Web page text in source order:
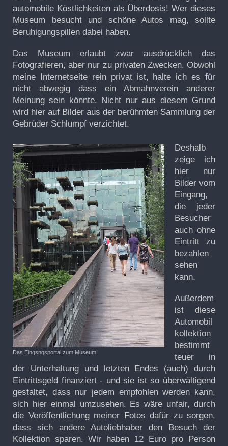
automobile Köstlichkeiten als Überdosis! Wer dieses
Museum besucht und schöne Autos mag, sollte
Beruhigungspillen dabei haben.
Das Museum erlaubt zwar ausdrücklich das
Fotografieren, aber nur zu privaten Zwecken. Obwohl
meine Internetseite rein privat ist, halte ich es für
nicht abwegig dass ein Abmahnverein anderer
Meinung sein könnte. Nicht nur aus diesem Grund
wird hier auf Bilder aus der berühmten Sammlung der
Gebrüder Schlumpf verzichtet.
Das Eingsngsportal zum Museum
Deshalb
zeige ich
hier nur
Bilder vom
Eingang,
die jeder
Besucher
auch ohne
Eintritt zu
bezahlen
sehen
kann.
Außerdem
ist diese
Automobil
kollektion
bestimmt
teuer in
der Unterhaltung und letzten Endes (auch) durch
Eintrittsgeld finanziert - und sie ist so überwältigend
gestaltet, dass nur jedem empfohlen werden kann,
sich hier einmal umzusehen. Es wäre unfair, durch
die Veröffentlichung meiner Fotos dafür zu sorgen,
dass sich andere Autoliebhaber den Besuch der
Kollektion sparen. Wir haben 12 Euro pro Person